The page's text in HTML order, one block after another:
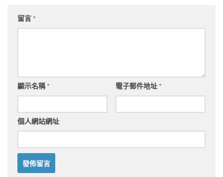
留言*
顯示名稱* 電子郵件地址*
個人網站網址